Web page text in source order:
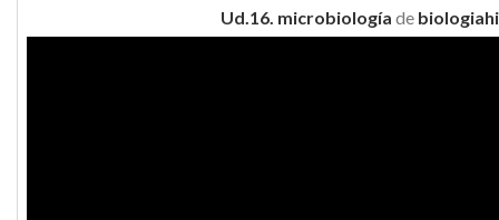
Ud.16. microbiología de